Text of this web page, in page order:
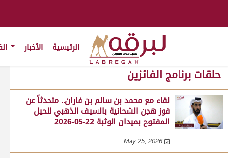
الرئيسية الأخبار
حلقات برنامج الفائزين
لقاء مع محمد بن سالم بن فاران.. متحدثاً عن
فوز هجن الشحانية بالسيف الذهبي للحيل
المفتوح بميدان الوثبة 22-05-2026
May 25, 2026